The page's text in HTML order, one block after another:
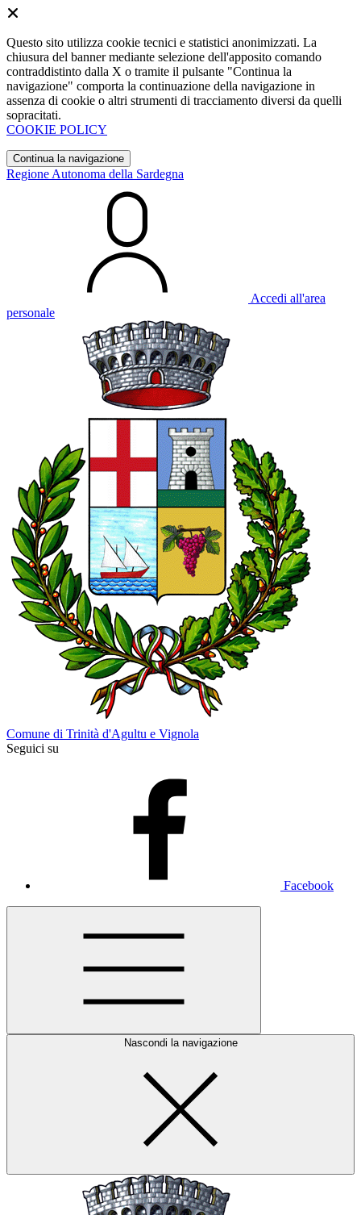
Questo sito utilizza cookie tecnici e statistici anonimizzati. La
chiusura del banner mediante selezione dell'apposito comando
contraddistinto dalla X o tramite il pulsante "Continua la
navigazione" comporta la continuazione della navigazione in
assenza di cookie o altri strumenti di tracciamento diversi da quelli
sopracitati.
COOKIE POLICY
Continua la navigazione
Regione Autonoma della Sardegna
Accedi all'area
personale
Comune di Trinità d'Agultu e Vignola
Seguici su
Facebook
Nascondi la navigazione